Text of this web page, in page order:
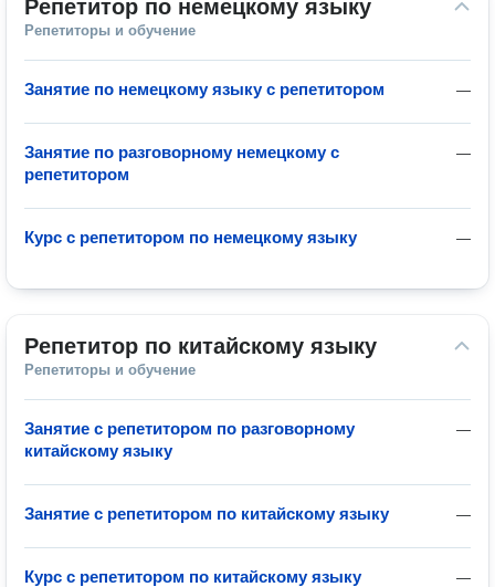
Репетитор по немецкому языку
Репетиторы и обучение
—
Занятие по немецкому языку с репетитором
—
Занятие по разговорному немецкому с
репетитором
—
Курс с репетитором по немецкому языку
Репетитор по китайскому языку
Репетиторы и обучение
—
Занятие с репетитором по разговорному
китайскому языку
—
Занятие с репетитором по китайскому языку
—
Курс с репетитором по китайскому языку